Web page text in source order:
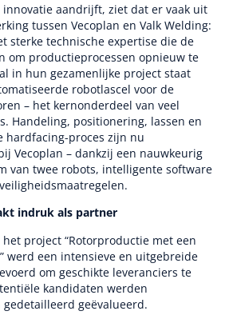
aandrijft, ziet dat er vaak uit
tussen Vecoplan en Valk Welding:
sterke technische expertise die de
om productieprocessen opnieuw te
in hun gezamenlijke project staat
robotlascel voor de
– het kernonderdeel van veel
Handeling, positionering, lassen en
hardfacing-proces zijn nu
Vecoplan – dankzij een nauwkeurig
van twee robots, intelligente software
indruk als partner
project “Rotorproductie met een
werd een intensieve en uitgebreide
om geschikte leveranciers te
kandidaten werden
geëvalueerd.